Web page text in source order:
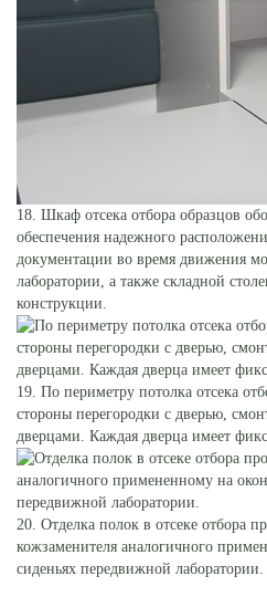
18. Шкаф отсека отбора образцов
обеспечения надежного
документации во время движения
лаборатории, а также складной
конструкции.
19. По периметру потолка отсека
стороны перегородки с дверью,
дверцами. Каждая дверца имеет
20. Отделка полок в отсеке отбора
кожзаменителя аналогичного
сиденьях передвижной лаборатории.